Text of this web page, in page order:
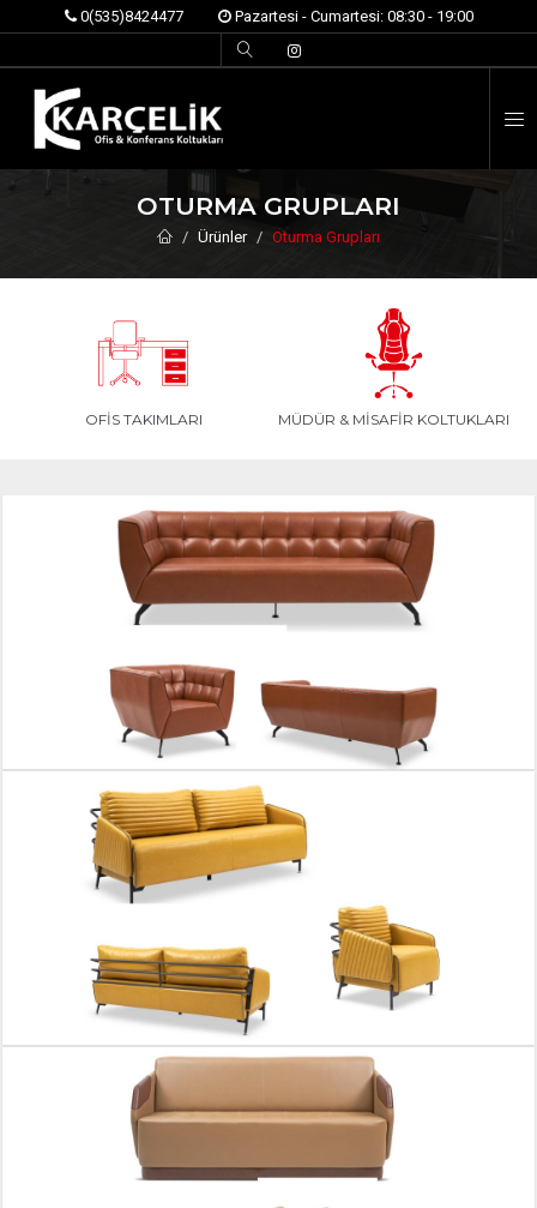
0(535)8424477 Pazartesi - Cumartesi: 08:30 - 19:00
OTURMA GRUPLARI
Ürünler Oturma Grupları
OFIS TAKIMLARI MÜDÜR & MISAFIR KOLTUKLARI